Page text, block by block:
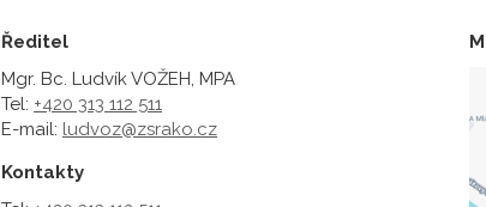
Ředitel
Mgr. Bc. Ludvík VOŽEH, MPA
Tel: +420 313 112 511
E-mail: ludvoz@zsrako.cz
Kontakty